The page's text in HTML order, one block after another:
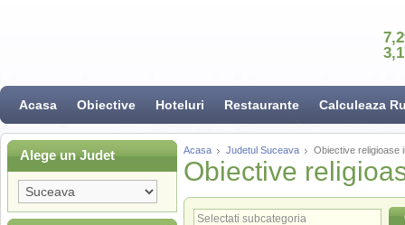
Acasa Obiective Hoteluri Restaurante Calculeaza
Alege un Judet Acasa Judetul Suceava Obiective religioase
Obiective